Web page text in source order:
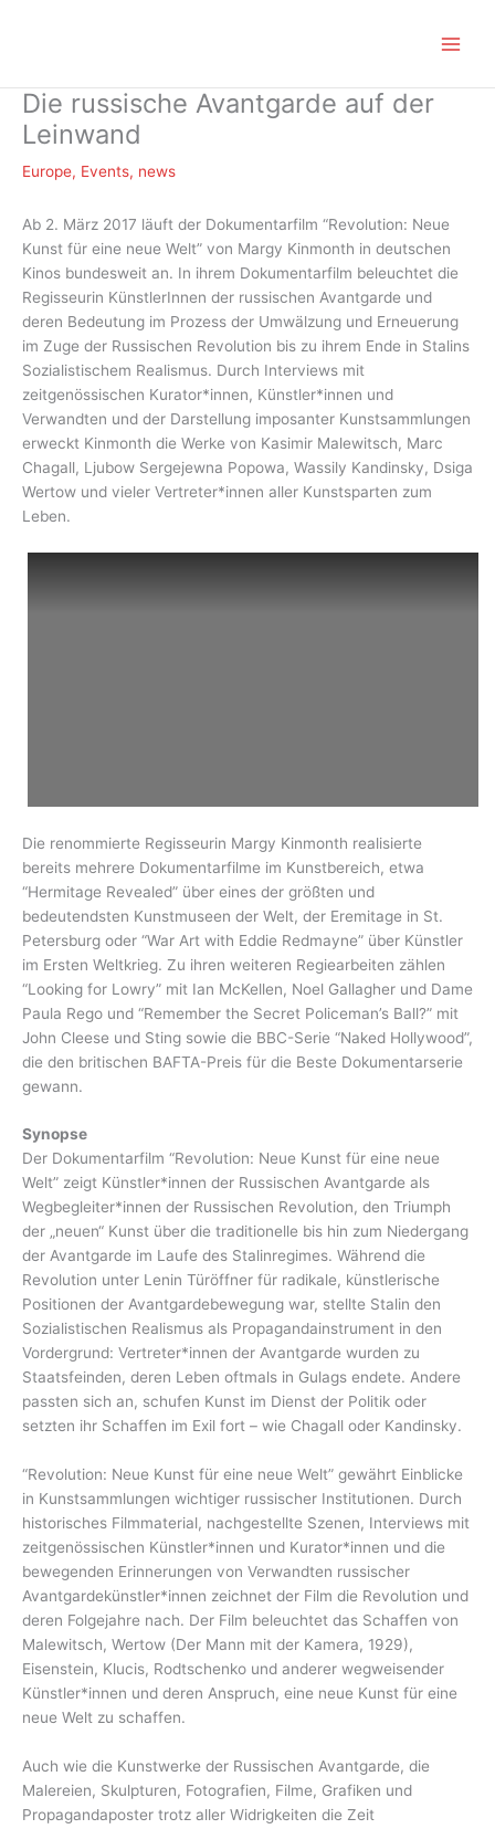
Die russische Avantgarde auf der
Leinwand
Europe, Events, news
Ab 2. März 2017 läuft der Dokumentarfilm “Revolution: Neue
Kunst für eine neue Welt” von Margy Kinmonth in deutschen
Kinos bundesweit an. In ihrem Dokumentarfilm beleuchtet die
Regisseurin KünstlerInnen der russischen Avantgarde und
deren Bedeutung im Prozess der Umwälzung und Erneuerung
im Zuge der Russischen Revolution bis zu ihrem Ende in Stalins
Sozialistischem Realismus. Durch Interviews mit
zeitgenössischen Kurator*innen, Künstler*innen und
Verwandten und der Darstellung imposanter Kunstsammlungen
erweckt Kinmonth die Werke von Kasimir Malewitsch, Marc
Chagall, Ljubow Sergejewna Popowa, Wassily Kandinsky, Dsiga
Wertow und vieler Vertreter*innen aller Kunstsparten zum
Leben.
Die renommierte Regisseurin Margy Kinmonth realisierte
bereits mehrere Dokumentarfilme im Kunstbereich, etwa
“Hermitage Revealed” über eines der größten und
bedeutendsten Kunstmuseen der Welt, der Eremitage in St.
Petersburg oder “War Art with Eddie Redmayne” über Künstler
im Ersten Weltkrieg. Zu ihren weiteren Regiearbeiten zählen
“Looking for Lowry” mit Ian McKellen, Noel Gallagher und Dame
Paula Rego und “Remember the Secret Policeman’s Ball?” mit
John Cleese und Sting sowie die BBC-Serie “Naked Hollywood”,
die den britischen BAFTA-Preis für die Beste Dokumentarserie
gewann.
Synopse
Der Dokumentarfilm “Revolution: Neue Kunst für eine neue
Welt” zeigt Künstler*innen der Russischen Avantgarde als
Wegbegleiter*innen der Russischen Revolution, den Triumph
der „neuen“ Kunst über die traditionelle bis hin zum Niedergang
der Avantgarde im Laufe des Stalinregimes. Während die
Revolution unter Lenin Türöffner für radikale, künstlerische
Positionen der Avantgardebewegung war, stellte Stalin den
Sozialistischen Realismus als Propagandainstrument in den
Vordergrund: Vertreter*innen der Avantgarde wurden zu
Staatsfeinden, deren Leben oftmals in Gulags endete. Andere
passten sich an, schufen Kunst im Dienst der Politik oder
setzten ihr Schaffen im Exil fort – wie Chagall oder Kandinsky.
“Revolution: Neue Kunst für eine neue Welt” gewährt Einblicke
in Kunstsammlungen wichtiger russischer Institutionen. Durch
historisches Filmmaterial, nachgestellte Szenen, Interviews mit
zeitgenössischen Künstler*innen und Kurator*innen und die
bewegenden Erinnerungen von Verwandten russischer
Avantgardekünstler*innen zeichnet der Film die Revolution und
deren Folgejahre nach. Der Film beleuchtet das Schaffen von
Malewitsch, Wertow (Der Mann mit der Kamera, 1929),
Eisenstein, Klucis, Rodtschenko und anderer wegweisender
Künstler*innen und deren Anspruch, eine neue Kunst für eine
neue Welt zu schaffen.
Auch wie die Kunstwerke der Russischen Avantgarde, die
Malereien, Skulpturen, Fotografien, Filme, Grafiken und
Propagandaposter trotz aller Widrigkeiten die Zeit